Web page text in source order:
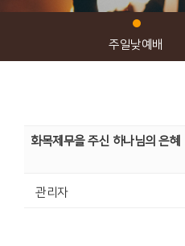
주일낮예배
화목제무을 주신 하나님의 은혜
관리자